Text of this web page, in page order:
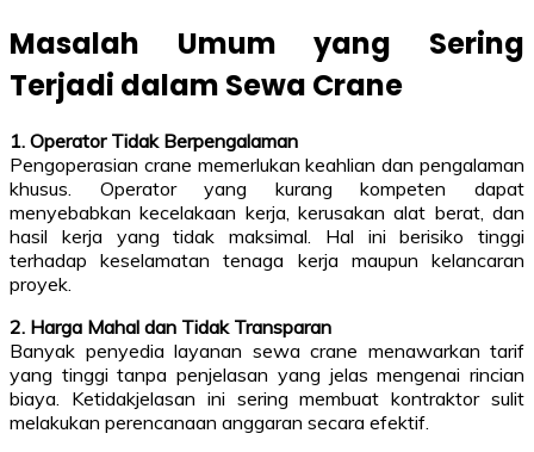
Masalah Umum yang Sering
Terjadi dalam Sewa Crane
1. Operator Tidak Berpengalaman
Pengoperasian crane memerlukan keahlian dan pengalaman
khusus. Operator yang kurang kompeten dapat
menyebabkan kecelakaan kerja, kerusakan alat berat, dan
hasil kerja yang tidak maksimal. Hal ini berisiko tinggi
terhadap keselamatan tenaga kerja maupun kelancaran
proyek.
2. Harga Mahal dan Tidak Transparan
Banyak penyedia layanan sewa crane menawarkan tarif
yang tinggi tanpa penjelasan yang jelas mengenai rincian
biaya. Ketidakjelasan ini sering membuat kontraktor sulit
melakukan perencanaan anggaran secara efektif.